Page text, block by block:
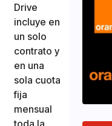
Drive
incluye en
un solo
contrato y
en una
sola cuota
fija
mensual